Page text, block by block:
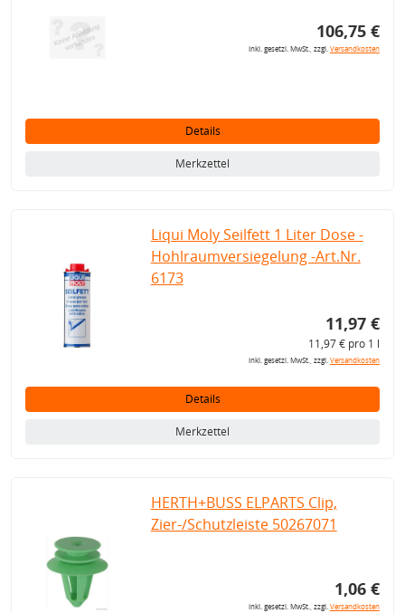
106,75 €
inkl. gesetzl. MwSt., zzgl.Versandkosten
Details
Merkzettel
Liqui Moly Seilfett 1 Liter Dose -
Hohlraumversiegelung -Art.Nr.
6173
11,97 €
11,97 € pro 1 l
inkl. gesetzl. MwSt., zzgl.Versandkosten
Details
Merkzettel
HERTH+BUSS ELPARTS Clip,
Zier-/Schutzleiste 50267071
1,06 €
inkl. gesetzl. MwSt., zzgl.Versandkosten